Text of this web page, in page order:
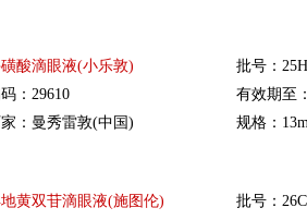
酸滴眼液(小乐敦)
：29610
：曼秀雷敦(中国)
批号：
有效期至
规格：
黄双苷滴眼液(施图伦)
批号：